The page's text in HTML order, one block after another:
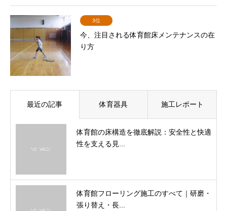
3位
今、注目される体育館床メンテナンスの在
り方
最近の記事 体育器具 施工レポート
体育館の床構造を徹底解説：安全性と快適
性を支える見...
体育館フローリング施工のすべて｜研磨・
張り替え・長...